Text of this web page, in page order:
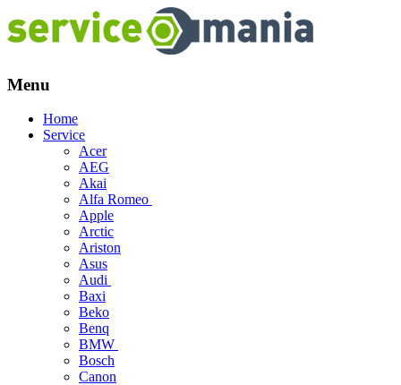
Menu
Skip
Home
Service
Acer
AEG
Akai
Alfa Romeo
Apple
Arctic
Ariston
Asus
Audi
Baxi
Beko
Benq
BMW
Bosch
Canon